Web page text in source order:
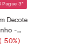
001 -
Pague 3*
Decote
-
50%)